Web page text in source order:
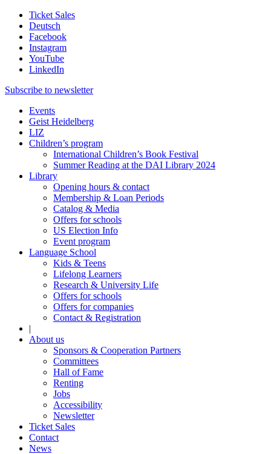
Ticket Sales
Deutsch
Facebook
Instagram
YouTube
LinkedIn
Subscribe to newsletter
Events
Geist Heidelberg
LIZ
Children’s program
International Children’s Book Festival
Summer Reading at the DAI Library 2024
Library
Opening hours & contact
Membership & Loan Periods
Catalog & Media
Offers for schools
US Election Info
Event program
Language School
Kids & Teens
Lifelong Learners
Research & University Life
Offers for schools
Offers for companies
Contact & Registration
|
About us
Sponsors & Cooperation Partners
Committees
Hall of Fame
Renting
Jobs
Accessibility
Newsletter
Ticket Sales
Contact
News